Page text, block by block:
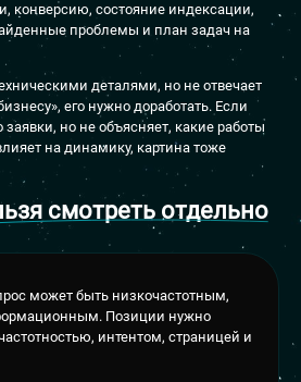
конверсию, состояние индексации,
проблемы и план задач на
деталями, но не отвечает
его нужно доработать. Если
заявки, но не объясняет, какие работы
на динамику, картина тоже
смотреть отдельно
может быть низкочастотным,
Позиции нужно
интентом, страницей и